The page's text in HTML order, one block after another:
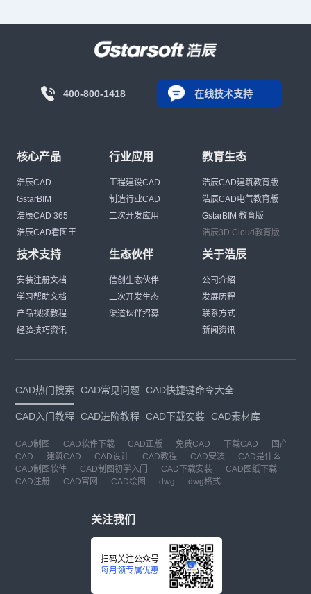
400-800-1418 在线技术支持
核心产品
浩辰CAD
GstarBIM
浩辰CAD 365
浩辰CAD看图王
行业应用
工程建设CAD
制造行业CAD
二次开发应用
教育生态
浩辰CAD建筑教育版
浩辰CAD电气教育版
GstarBIM 教育版
浩辰3D Cloud教育版
技术支持
安装注册文档
学习帮助文档
产品视频教程
经验技巧资讯
生态伙伴
信创生态伙伴
二次开发生态
渠道伙伴招募
关于浩辰
公司介绍
发展历程
联系方式
新闻资讯
CAD热门搜索 CAD常见问题 CAD快捷键命令大全
CAD入门教程 CAD进阶教程 CAD下载安装 CAD素材库
CAD制图 CAD软件下载 CAD正版 免费CAD 下载CAD
国产
CAD
建筑CAD CAD设计 CAD教程 CAD安装
CAD是什么
CAD制图软件
CAD制图初学入门 CAD下载安装
CAD图纸下载
CAD注册
CAD官网 CAD绘图 dwg dwg格式
关注我们
扫码关注公众号
每月领专属优惠